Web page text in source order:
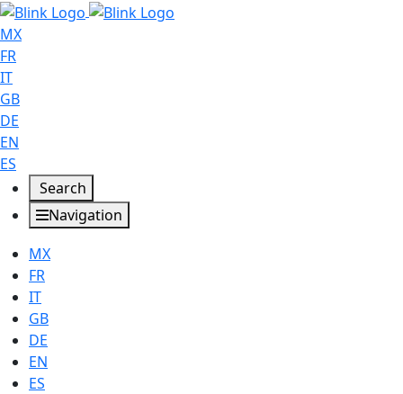
MX
FR
IT
GB
DE
EN
ES
Search
Navigation
MX
FR
IT
GB
DE
EN
ES